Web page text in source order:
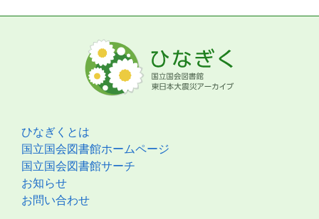
ひなぎくとは
国立国会図書館ホームページ
国立国会図書館サーチ
お知らせ
お問い合わせ